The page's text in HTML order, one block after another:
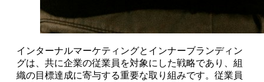
インターナルマーケティングとインナーブランディン
グは、共に企業の従業員を対象にした戦略であり、組
織の目標達成に寄与する重要な取り組みです。従業員